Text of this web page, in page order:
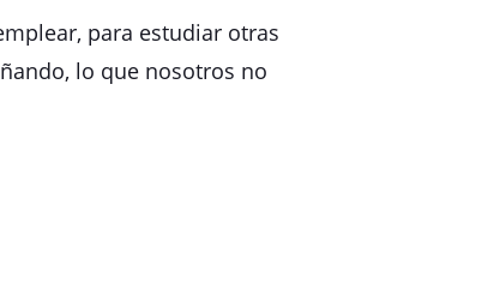
para estudiar otras
lo que nosotros no